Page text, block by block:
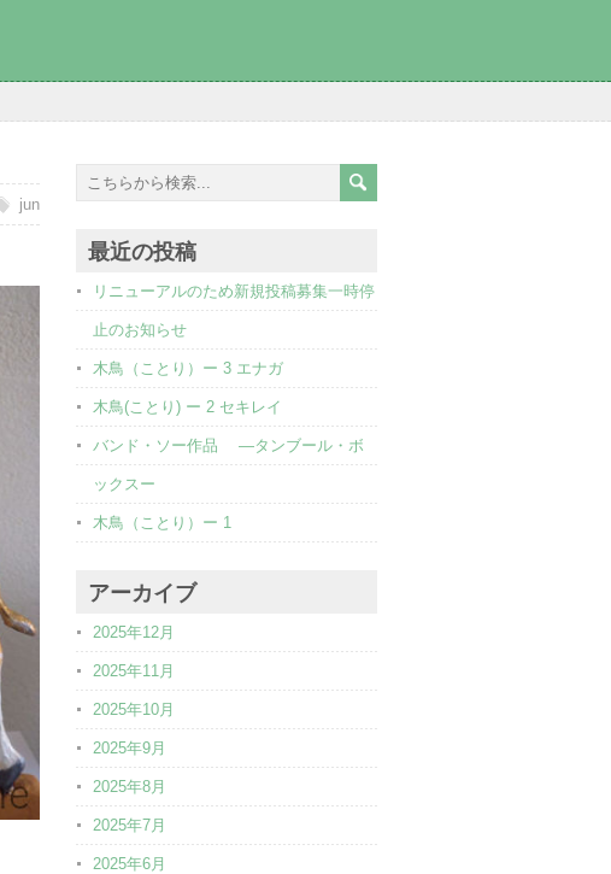
jun
最近の投稿
リニューアルのため新規投稿募集一時停
止のお知らせ
木鳥（ことり）ー 3 エナガ
木鳥(ことり) ー 2 セキレイ
バンド・ソー作品 ―タンブール・ボ
ックスー
木鳥（ことり）ー 1
アーカイブ
2025年12月
2025年11月
2025年10月
2025年9月
2025年8月
2025年7月
2025年6月